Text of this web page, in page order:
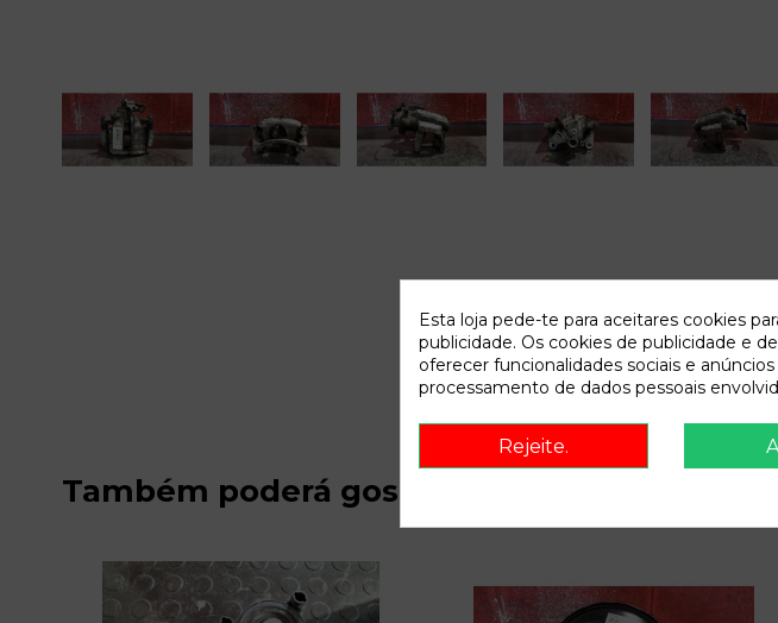
Também poderá gostar
Esta loja pede-te para aceitares cookies
publicidade. Os cookies de publicidade e
oferecer funcionalidades sociais e
processamento de dados pessoais
Rejeite.